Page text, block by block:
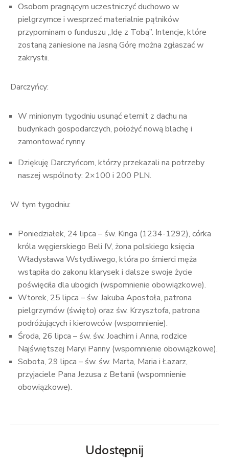
Osobom pragnącym uczestniczyć duchowo w
pielgrzymce i wesprzeć materialnie pątników
przypominam o funduszu „Idę z Tobą”. Intencje, które
zostaną zaniesione na Jasną Górę można zgłaszać w
zakrystii.
Darczyńcy:
W minionym tygodniu usunąć eternit z dachu na
budynkach gospodarczych, położyć nową blachę i
zamontować rynny.
Dziękuję Darczyńcom, którzy przekazali na potrzeby
naszej wspólnoty: 2×100 i 200 PLN.
W tym tygodniu:
Poniedziałek, 24 lipca – św. Kinga (1234-1292), córka
króla węgierskiego Beli IV, żona polskiego księcia
Władysława Wstydliwego, która po śmierci męża
wstąpiła do zakonu klarysek i dalsze swoje życie
poświęciła dla ubogich (wspomnienie obowiązkowe).
Wtorek, 25 lipca – św. Jakuba Apostoła, patrona
pielgrzymów (święto) oraz św. Krzysztofa, patrona
podróżujących i kierowców (wspomnienie).
Środa, 26 lipca – św. św. Joachim i Anna, rodzice
Najświętszej Maryi Panny (wspomnienie obowiązkowe).
Sobota, 29 lipca – św. św. Marta, Maria i Łazarz,
przyjaciele Pana Jezusa z Betanii (wspomnienie
obowiązkowe).
Udostępnij